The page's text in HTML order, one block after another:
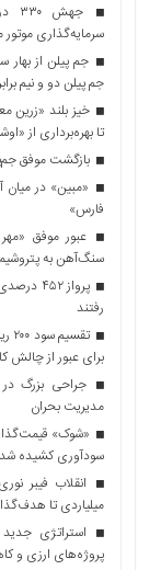
سرمایه‌گذاری
جم پیلن از
جم پیلن دو و نیم
خیز بلند «زرین
تا بهره‌برداری از
بازگشت موفق
فارس»
عبور موفق
سنگ‌آهن به
پرواز
رفتند
برای عبور از چالش
مدیریت بحران
«شوک»
سودآوری کشیده شد
میلیاردی تا
استراتژی
پروژه‌های ارزی و